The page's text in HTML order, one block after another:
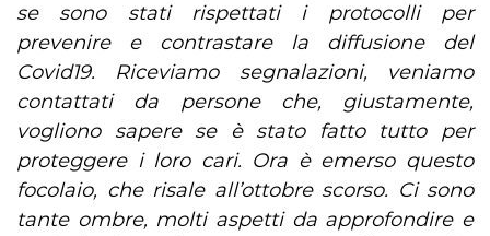
se sono stati rispettati i protocolli per
prevenire e contrastare la diffusione del
Covid19. Riceviamo segnalazioni, veniamo
contattati da persone che, giustamente,
vogliono sapere se è stato fatto tutto per
proteggere i loro cari. Ora è emerso questo
focolaio, che risale all’ottobre scorso. Ci sono
tante ombre, molti aspetti da approfondire e